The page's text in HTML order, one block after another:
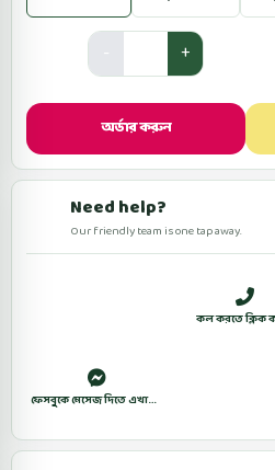
অর্ডার করুন
Need help?
Our friendly team is one tap away.
কল করতে ক্লিক
ফেসবুকে মেসেজ দিতে এখানে ক্লিক করুন।